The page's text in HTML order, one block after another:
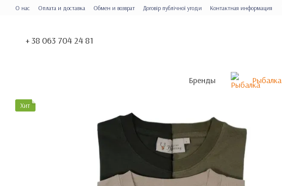
Перейти к основному контенту
О нас Оплата и доставка Обмен и возврат Договір публічної угоди Контактная информация
+ 38 063 704 24 81
Бренды Рыбалка
Хит